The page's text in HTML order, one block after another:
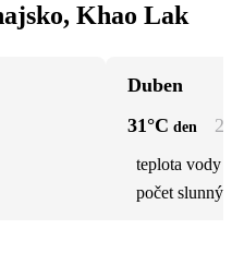
Khao Lak
Duben
31°C den
teplota vody
počet